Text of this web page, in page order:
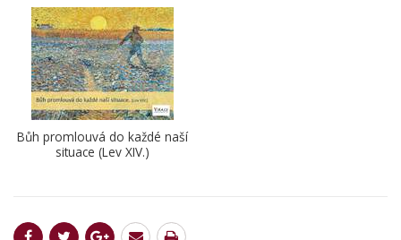
Bůh promlouvá do každé naší
situace (Lev XIV.)